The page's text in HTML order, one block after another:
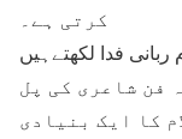
کرتی ہے۔
فن شاعری کی پل
کا ایک بنیادی